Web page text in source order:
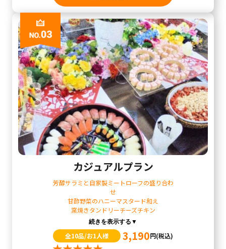
カジュアルプラン
芳醇サラミと自家製ミートローフの盛り合わ
せ
甘酢野菜のハニーマスタード和え
窯焼きタンドリーチーズチキン
続きを表示する▼
全10品/お1人様 3,190円(税込)